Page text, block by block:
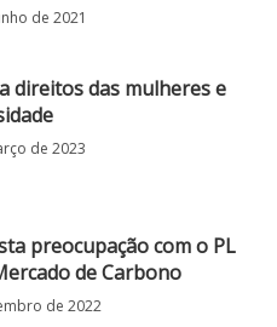
de 2021
direitos das mulheres e
de 2023
preocupação com o PL
de Carbono
de 2022